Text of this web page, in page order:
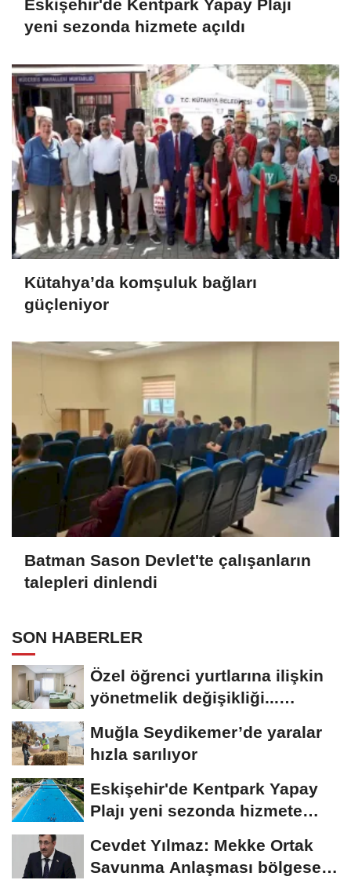
Eskişehir'de Kentpark Yapay Plajı
yeni sezonda hizmete açıldı
Kütahya’da komşuluk bağları
güçleniyor
Batman Sason Devlet'te çalışanların
talepleri dinlendi
SON HABERLER
Özel öğrenci yurtlarına ilişkin
yönetmelik değişikliği...
Muğla Seydikemer’de yaralar
hızla sarılıyor
Eskişehir'de Kentpark Yapay
Plajı yeni sezonda hizmete
Cevdet Yılmaz: Mekke Ortak
Savunma Anlaşması bölgesel